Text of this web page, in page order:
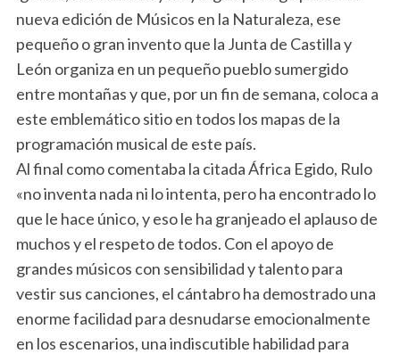
nueva edición de Músicos en la Naturaleza, ese
pequeño o gran invento que la Junta de Castilla y
León organiza en un pequeño pueblo sumergido
entre montañas y que, por un fin de semana, coloca a
este emblemático sitio en todos los mapas de la
programación musical de este país.
Al final como comentaba la citada África Egido, Rulo
«no inventa nada ni lo intenta, pero ha encontrado lo
que le hace único, y eso le ha granjeado el aplauso de
muchos y el respeto de todos. Con el apoyo de
grandes músicos con sensibilidad y talento para
vestir sus canciones, el cántabro ha demostrado una
enorme facilidad para desnudarse emocionalmente
en los escenarios, una indiscutible habilidad para